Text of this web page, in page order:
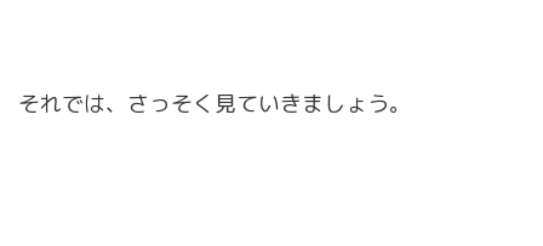
それでは、さっそく見ていきましょう。